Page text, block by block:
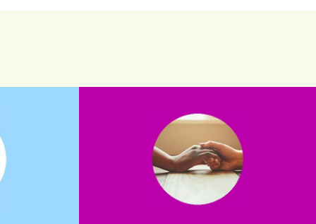
que possam nos ajudar com certos
assuntos. Entre em contato conosco e
saiba como nos ajudar.
saiba mais